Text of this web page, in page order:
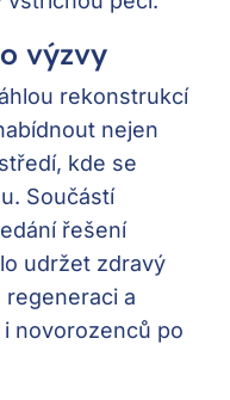
výzvy
rekonstrukcí
nejen
kde se
Součástí
řešení
udržet zdravý
a
novorozenců po